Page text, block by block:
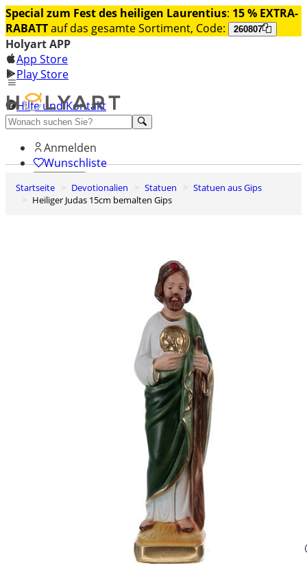
Special zum Fest des heiligen Laurentius: 15 % EXTRA-
RABATTauf das gesamte Sortiment, Code: 260807
Holyart APP
App Store
Play Store
Hilfe und Kontakt
Entdecken Sie Premium
Anmelden
Wunschliste
0
Warenkorb
Startseite Devotionalien Statuen
Statuen aus Gips
Heiliger Judas 15cm bemalten Gips